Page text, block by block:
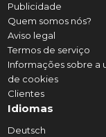
Publicidade
Quem somos nós?
Aviso legal
Termos de serviço
Informações sobre a
de cookies
Clientes
Idiomas
Deutsch